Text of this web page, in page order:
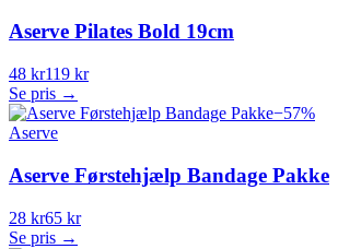
Aserve Pilates Bold 19cm
48 kr119 kr
Se pris →
−57%
Aserve
Aserve Førstehjælp Bandage Pakke
28 kr65 kr
Se pris →